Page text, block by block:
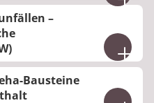
benötigen nach
zur weiteren
(AHB)
(AR).
Krankenhaus für Sie
und leitet die
–
sorgt der
tätiger
Bausteine